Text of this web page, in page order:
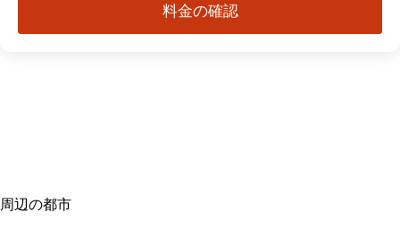
料金の確認
周辺の都市